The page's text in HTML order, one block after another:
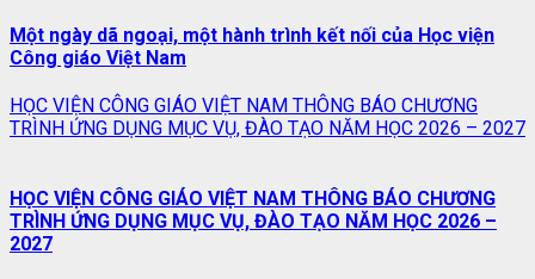
Một ngày dã ngoại, một hành trình kết nối của Học viện
Công giáo Việt Nam
HỌC VIỆN CÔNG GIÁO VIỆT NAM THÔNG BÁO CHƯƠNG
TRÌNH ỨNG DỤNG MỤC VỤ, ĐÀO TẠO NĂM HỌC 2026 – 2027
HỌC VIỆN CÔNG GIÁO VIỆT NAM THÔNG BÁO CHƯƠNG
TRÌNH ỨNG DỤNG MỤC VỤ, ĐÀO TẠO NĂM HỌC 2026 –
2027